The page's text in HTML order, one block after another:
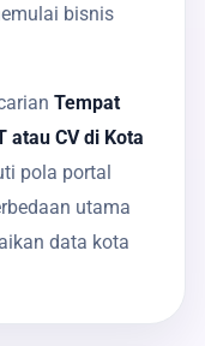
bisnis
Tempat
atau CV di Kota
pola portal
utama
data kota